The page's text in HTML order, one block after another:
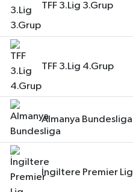
TFF 3.Lig 3.Grup
TFF 3.Lig 4.Grup
Almanya Bundesliga
İngiltere Premier Lig